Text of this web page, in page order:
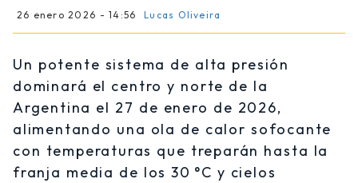
26 enero 2026 - 14:56 Lucas Oliveira
Un potente sistema de alta presión
dominará el centro y norte de la
Argentina el 27 de enero de 2026,
alimentando una ola de calor sofocante
con temperaturas que treparán hasta la
franja media de los 30 °C y cielos